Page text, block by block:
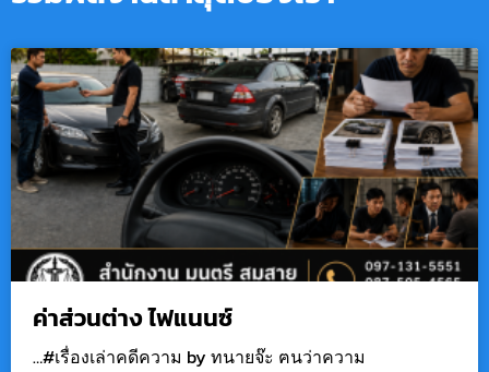
ค่าส่วนต่าง ไฟแนนซ์
…#เรื่องเล่าคดีความ by ทนายจ๊ะ ฅนว่าความ